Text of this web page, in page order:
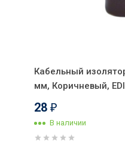
Кабельный
мм, Коричневый,
28 ₽
В наличии